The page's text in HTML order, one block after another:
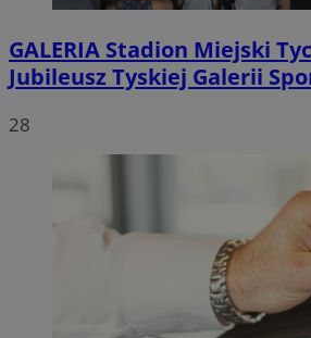
GALERIA Stadion Miejski
Jubileusz Tyskiej Galerii
28